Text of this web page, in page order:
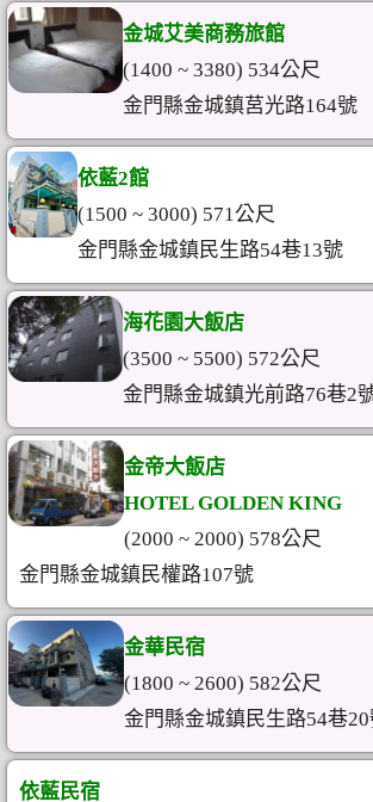
金城艾美商務旅館
(1400 ~ 3380) 534公尺
金門縣金城鎮莒光路164號
依藍2館
(1500 ~ 3000) 571公尺
金門縣金城鎮民生路54巷13號
海花園大飯店
(3500 ~ 5500) 572公尺
金門縣金城鎮光前路76巷2
金帝大飯店
HOTEL GOLDEN KING
(2000 ~ 2000) 578公尺
金門縣金城鎮民權路107號
金華民宿
(1800 ~ 2600) 582公尺
金門縣金城鎮民生路54巷
依藍民宿